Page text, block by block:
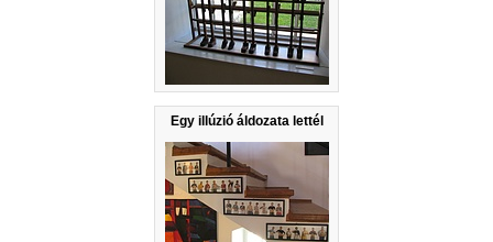
Egy illúzió áldozata lettél